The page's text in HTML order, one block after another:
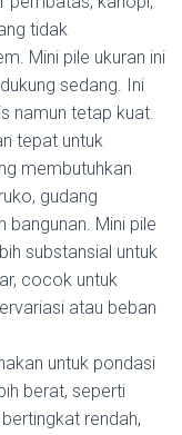
tidak
Mini pile ukuran ini
sedang. Ini
namun tetap kuat.
tepat untuk
membutuhkan
gudang
bangunan. Mini pile
substansial untuk
cocok untuk
atau beban
untuk pondasi
berat, seperti
rendah,